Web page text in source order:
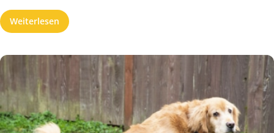
Weiterlesen